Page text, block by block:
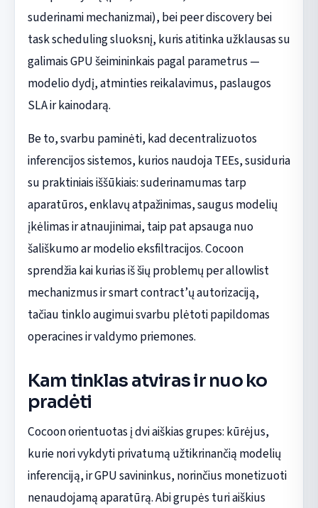
suderinami mechanizmai), bei peer discovery bei
task scheduling sluoksnį, kuris atitinka užklausas su
galimais GPU šeimininkais pagal parametrus —
modelio dydį, atminties reikalavimus, paslaugos
SLA ir kainodarą.
Be to, svarbu paminėti, kad decentralizuotos
inferencijos sistemos, kurios naudoja TEEs, susiduria
su praktiniais iššūkiais: suderinamumas tarp
aparatūros, enklavų atpažinimas, saugus modelių
įkėlimas ir atnaujinimai, taip pat apsauga nuo
šališkumo ar modelio eksfiltracijos. Cocoon
sprendžia kai kurias iš šių problemų per allowlist
mechanizmus ir smart contract’ų autorizaciją,
tačiau tinklo augimui svarbu plėtoti papildomas
operacines ir valdymo priemones.
Kam tinklas atviras ir nuo ko
pradėti
Cocoon orientuotas į dvi aiškias grupes: kūrėjus,
kurie nori vykdyti privatumą užtikrinančią modelių
inferenciją, ir GPU savininkus, norinčius monetizuoti
nenaudojamą aparatūrą. Abi grupės turi aiškius